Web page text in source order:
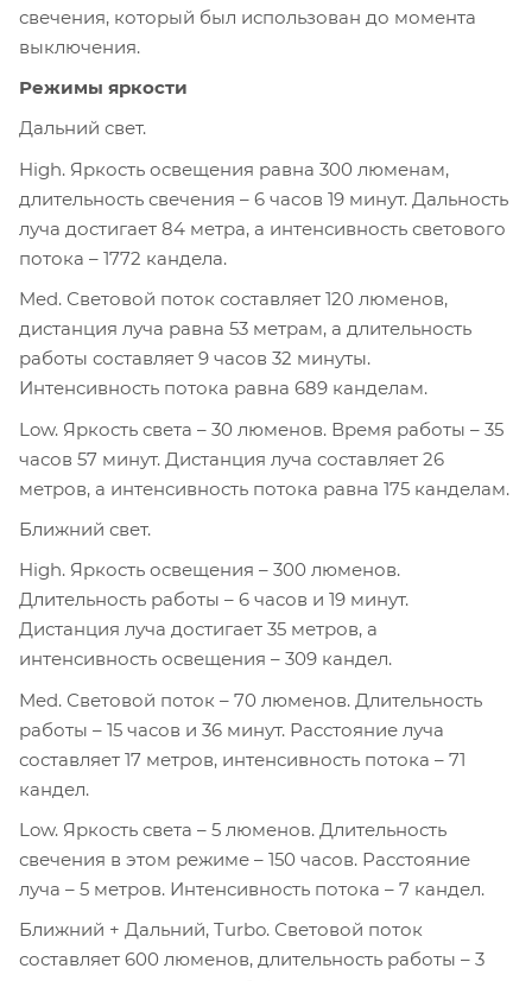
свечения, который был использован до момента
выключения.
Режимы яркости
Дальний свет.
High. Яркость освещения равна 300 люменам,
длительность свечения – 6 часов 19 минут. Дальность
луча достигает 84 метра, а интенсивность светового
потока – 1772 кандела.
Med. Световой поток составляет 120 люменов,
дистанция луча равна 53 метрам, а длительность
работы составляет 9 часов 32 минуты.
Интенсивность потока равна 689 канделам.
Low. Яркость света – 30 люменов. Время работы – 35
часов 57 минут. Дистанция луча составляет 26
метров, а интенсивность потока равна 175 канделам.
Ближний свет.
High. Яркость освещения – 300 люменов.
Длительность работы – 6 часов и 19 минут.
Дистанция луча достигает 35 метров, а
интенсивность освещения – 309 кандел.
Med. Световой поток – 70 люменов. Длительность
работы – 15 часов и 36 минут. Расстояние луча
составляет 17 метров, интенсивность потока – 71
кандел.
Low. Яркость света – 5 люменов. Длительность
свечения в этом режиме – 150 часов. Расстояние
луча – 5 метров. Интенсивность потока – 7 кандел.
Ближний + Дальний, Turbo. Световой поток
составляет 600 люменов, длительность работы – 3